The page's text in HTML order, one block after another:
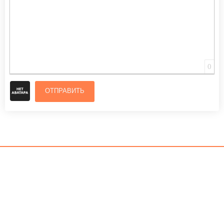
0
ОТПРАВИТЬ